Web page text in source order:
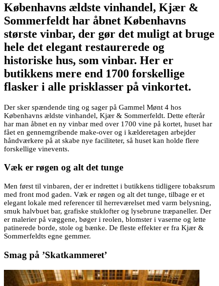
Københavns ældste vinhandel, Kjær &
Sommerfeldt har åbnet Københavns
største vinbar, der gør det muligt at bruge
hele det elegant restaurerede og
historiske hus, som vinbar. Her er
butikkens mere end 1700 forskellige
flasker i alle prisklasser på vinkortet.
Der sker spændende ting og sager på Gammel Mønt 4 hos
Københavns ældste vinhandel, Kjær & Sommerfeldt. Dette efterår
har man åbnet en ny vinbar med over 1700 vine på kortet, huset har
fået en gennemgribende make-over og i kælderetagen arbejder
håndværkere på at skabe nye faciliteter, så huset kan holde flere
forskellige vinevents.
Væk er røgen og alt det tunge
Men først til vinbaren, der er indrettet i butikkens tidligere tobaksrum
med front mod gaden. Væk er røgen og alt det tunge, tilbage er et
elegant lokale med referencer til herreværelset med varm belysning,
smuk halvbuet bar, grafiske stuklofter og lysebrune træpaneller. Der
er malerier på væggene, bøger i reolen, blomster i vaserne og lette
patinerede borde, stole og bænke. De fleste effekter er fra Kjær &
Sommerfeldts egne gemmer.
Smag på ’Skatkammeret’